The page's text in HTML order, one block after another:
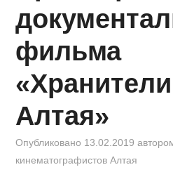
ФИЛЬМЫ
КОНТАКТЫ
ВОЙТИ
фильма
«Хранители
Алтая»
Опубликовано 13.02.2019
кинематографистов Алтая